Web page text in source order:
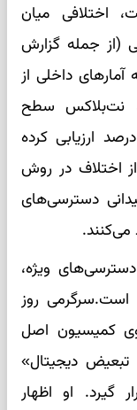
اختلافی میان
(از جمله گزارش
داخلی از
نت‌بلاکس سطح
عمومی اتصال کشور را حدود ۱ تا ۲ درصد ارزیابی کرده
اختلاف در روش
دسترسی‌های
می‌کنند.
ویژه،
است.سرگرمی روز
کمیسیون اصل
دیجیتال»
گیرد. او اظهار